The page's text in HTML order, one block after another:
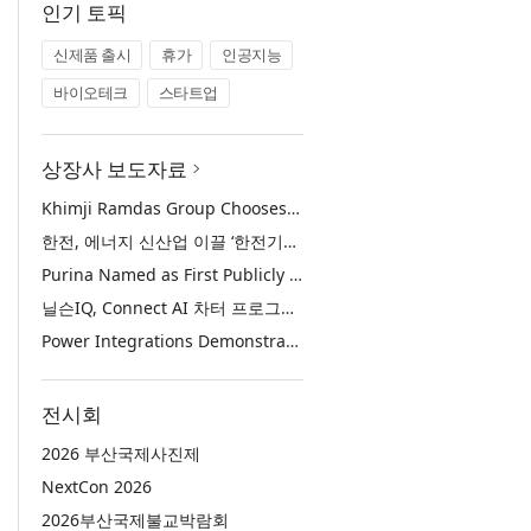
인기 토픽
신제품 출시 휴가
인공지능
바이오테크
스타트업
상장사 보도자료
Khimji Ramdas Group Chooses Rimini Street to Reduce SAP Support Costs, Protect 700+ Customizations and Reinvest Savings in Innovation
한전, 에너지 신산업 이끌 ‘한전기술지주’ 공식 출범
Purina Named as First Publicly Announced NIQ ConnectAI Charter Client
닐슨IQ, Connect AI 차터 프로그램 최초 고객사 ‘퓨리나’ 선정
Power Integrations Demonstrates World’s First 2200 V GaN Technology for Next-Era High-Voltage Power Systems
전시회
2026 부산국제사진제
NextCon 2026
2026부산국제불교박람회